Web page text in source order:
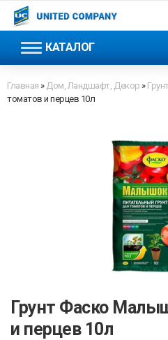
КАТАЛОГ
Главная » Дом, Ландшафт, Декор »
томатов и перцев 10л
Грунт Фаско
и перцев 10л